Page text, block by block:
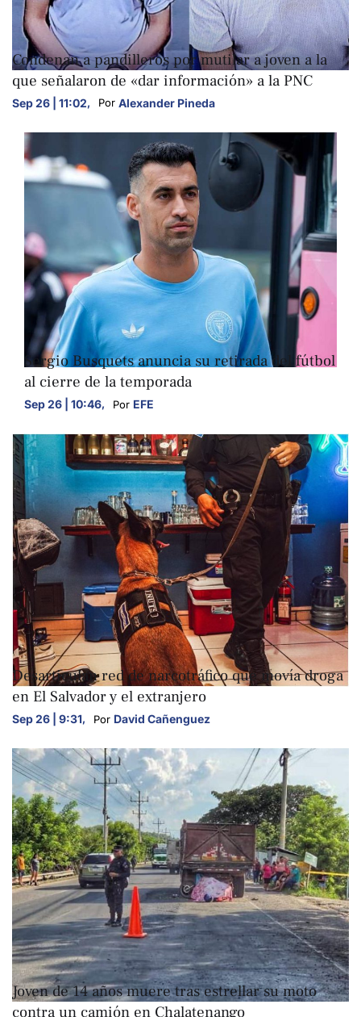
NACIONALES
Condenan a pandilleros por mutilar a joven a la
que señalaron de «dar información» a la PNC
Sep 26 | 11:02, Por Alexander Pineda
DEPORTES NACIONALES
Sergio Busquets anuncia su retirada del fútbol
al cierre de la temporada
Sep 26 | 10:46, Por EFE
NACIONALES
Desarticulan red de narcotráfico que movía droga
en El Salvador y el extranjero
Sep 26 | 9:31, Por David Cañenguez
NACIONALES
Joven de 14 años muere tras estrellar su moto
contra un camión en Chalatenango